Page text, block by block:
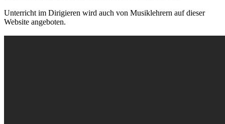
Unterricht im Dirigieren wird auch von Musiklehrern auf dieser
Website angeboten.